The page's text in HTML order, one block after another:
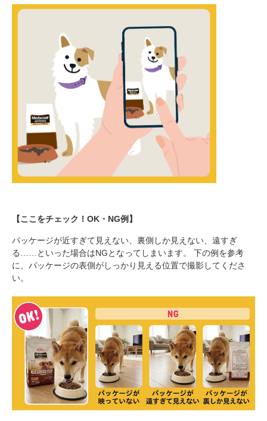
【ここをチェック！OK・NG例】
パッケージが近すぎて見えない、裏側しか見えない、遠すぎ
る……といった場合はNGとなってしまいます。 下の例を参考
に、パッケージの表側がしっかり見える位置で撮影してくださ
い。